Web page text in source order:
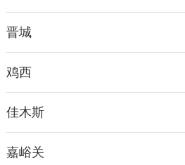
晋城
鸡西
佳木斯
嘉峪关